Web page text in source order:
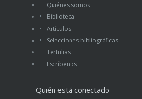
Quiénes somos
Biblioteca
Artículos
Selecciones bibliográficas
Tertulias
Escríbenos
Quién está conectado